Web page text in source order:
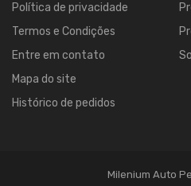
Política de privacidade
Termos e Condições
Entre em contato
Mapa do site
Histórico de pedidos
Milenium Auto